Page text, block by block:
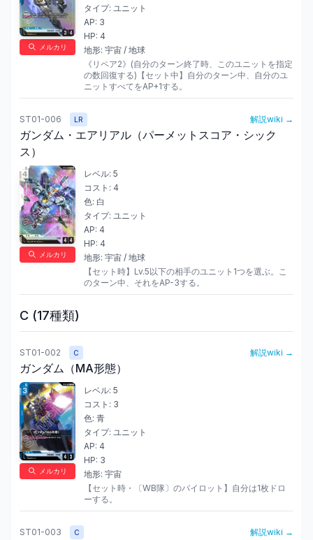
メルカリ
タイプ: ユニット
AP: 3
HP: 4
地形: 宇宙 / 地球
《リペア2》(自分のターン終了時、このユニットを指定
の数回復する)【セット中】自分のターン中、自分のユ
ニットすべてをAP+1する。
ST01-006 LR 解説wiki →
ガンダム・エアリアル（パーメットスコア・シック
ス）
メルカリ
レベル: 5
コスト: 4
色: 白
タイプ: ユニット
AP: 4
HP: 4
地形: 宇宙 / 地球
【セット時】Lv.5以下の相手のユニット1つを選ぶ。こ
のターン中、それをAP-3する。
C (17種類)
ST01-002 C 解説wiki →
ガンダム（MA形態）
メルカリ
レベル: 5
コスト: 3
色: 青
タイプ: ユニット
AP: 4
HP: 3
地形: 宇宙
【セット時・〔WB隊〕のパイロット】自分は1枚ドロ
ーする。
ST01-003 C 解説wiki →